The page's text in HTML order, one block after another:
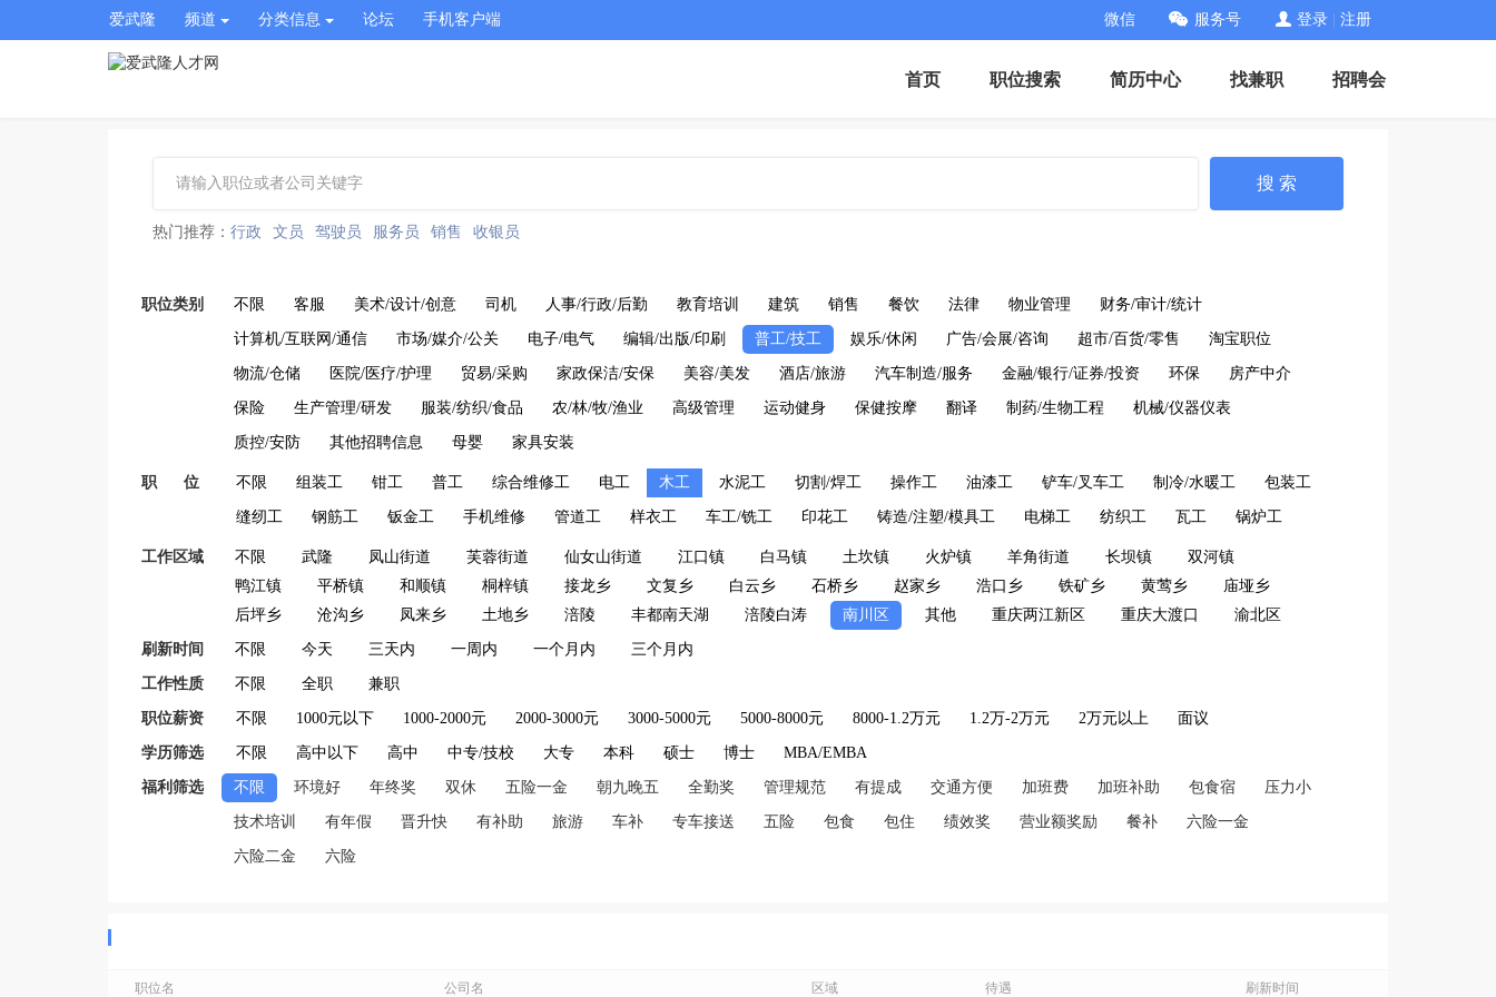
爱武隆 频道 分类信息 论坛 手机客户端 微信 服务号 登录 注册
首页 职位搜索 简历中心 找兼职 招聘会
搜 索
热门推荐： 行政 文员 驾驶员 服务员 销售 收银员
职位类别 不限 客服 美术/设计/创意 司机 人事/行政/后勤 教育培训 建筑 销售 餐饮 法律 物业管理 财务/审计/统计
计算机/互联网/通信 市场/媒介/公关 电子/电气 编辑/出版/印刷 普工/技工 娱乐/休闲 广告/会展/咨询 超市/百货/零售 淘宝职位
物流/仓储 医院/医疗/护理 贸易/采购 家政保洁/安保 美容/美发 酒店/旅游 汽车制造/服务 金融/银行/证券/投资 环保 房产中介
保险 生产管理/研发 服装/纺织/食品 农/林/牧/渔业 高级管理 运动健身 保健按摩 翻译 制药/生物工程 机械/仪器仪表
质控/安防 其他招聘信息 母婴 家具安装
职 位 不限 组装工 钳工 普工 综合维修工 电工 木工 水泥工 切割/焊工 操作工 油漆工 铲车/叉车工 制冷/水暖工 包装工
缝纫工 钢筋工 钣金工 手机维修 管道工 样衣工 车工/铣工 印花工 铸造/注塑/模具工 电梯工 纺织工 瓦工 锅炉工
工作区域 不限 武隆 凤山街道 芙蓉街道 仙女山街道 江口镇 白马镇 土坎镇 火炉镇 羊角街道 长坝镇
双河镇
鸭江镇
平桥镇 和顺镇 桐梓镇 接龙乡 文复乡 白云乡 石桥乡 赵家乡 浩口乡 铁矿乡 黄莺乡
庙垭乡
后坪乡
沧沟乡 凤来乡 土地乡 涪陵 丰都南天湖 涪陵白涛 南川区 其他 重庆两江新区 重庆大渡口 渝北区
刷新时间 不限 今天 三天内 一周内 一个月内 三个月内
工作性质 不限 全职 兼职
职位薪资 不限 1000元以下 1000-2000元 2000-3000元 3000-5000元 5000-8000元 8000-1.2万元 1.2万-2万元 2万元以上 面议
学历筛选 不限 高中以下 高中 中专/技校 大专 本科 硕士 博士 MBA/EMBA
福利筛选 不限 环境好 年终奖 双休 五险一金 朝九晚五 全勤奖 管理规范 有提成 交通方便 加班费 加班补助 包食宿 压力小
技术培训 有年假 晋升快 有补助 旅游 车补 专车接送 五险 包食 包住 绩效奖 营业额奖励 餐补 六险一金
六险二金 六险
职位名 公司名 区域 待遇 刷新时间